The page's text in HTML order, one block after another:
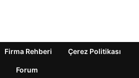
Firma Rehberi Çerez Politikası
Forum